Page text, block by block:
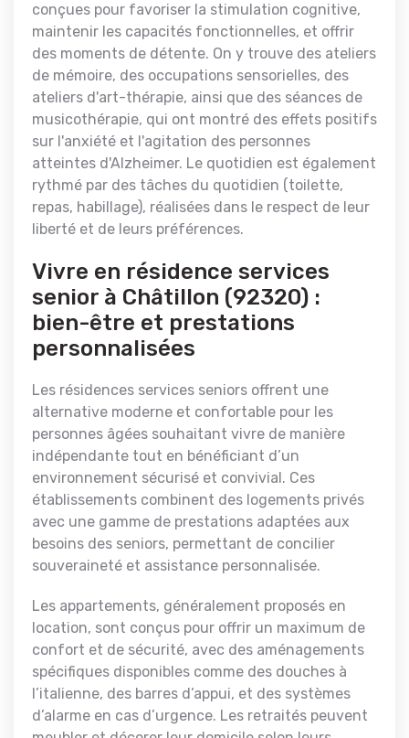
conçues pour favoriser la stimulation cognitive,
maintenir les capacités fonctionnelles, et offrir
des moments de détente. On y trouve des ateliers
de mémoire, des occupations sensorielles, des
ateliers d'art-thérapie, ainsi que des séances de
musicothérapie, qui ont montré des effets positifs
sur l'anxiété et l'agitation des personnes
atteintes d'Alzheimer. Le quotidien est également
rythmé par des tâches du quotidien (toilette,
repas, habillage), réalisées dans le respect de leur
liberté et de leurs préférences.
Vivre en résidence services
senior à Châtillon (92320) :
bien-être et prestations
personnalisées
Les résidences services seniors offrent une
alternative moderne et confortable pour les
personnes âgées souhaitant vivre de manière
indépendante tout en bénéficiant d’un
environnement sécurisé et convivial. Ces
établissements combinent des logements privés
avec une gamme de prestations adaptées aux
besoins des seniors, permettant de concilier
souveraineté et assistance personnalisée.
Les appartements, généralement proposés en
location, sont conçus pour offrir un maximum de
confort et de sécurité, avec des aménagements
spécifiques disponibles comme des douches à
l’italienne, des barres d’appui, et des systèmes
d’alarme en cas d’urgence. Les retraités peuvent